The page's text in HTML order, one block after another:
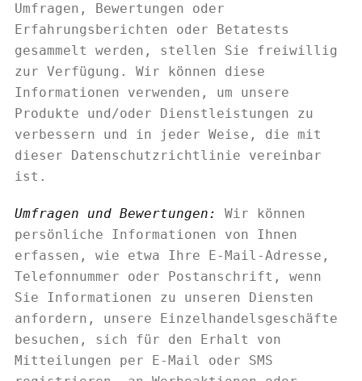
Umfragen, Bewertungen oder
Erfahrungsberichten oder Betatests
gesammelt werden, stellen Sie freiwillig
zur Verfügung. Wir können diese
Informationen verwenden, um unsere
Produkte und/oder Dienstleistungen zu
verbessern und in jeder Weise, die mit
dieser Datenschutzrichtlinie vereinbar
ist.
Umfragen und Bewertungen:
Wir können
persönliche Informationen von Ihnen
erfassen, wie etwa Ihre E-Mail-Adresse,
Telefonnummer oder Postanschrift, wenn
Sie Informationen zu unseren Diensten
anfordern, unsere Einzelhandelsgeschäfte
besuchen, sich für den Erhalt von
Mitteilungen per E-Mail oder SMS